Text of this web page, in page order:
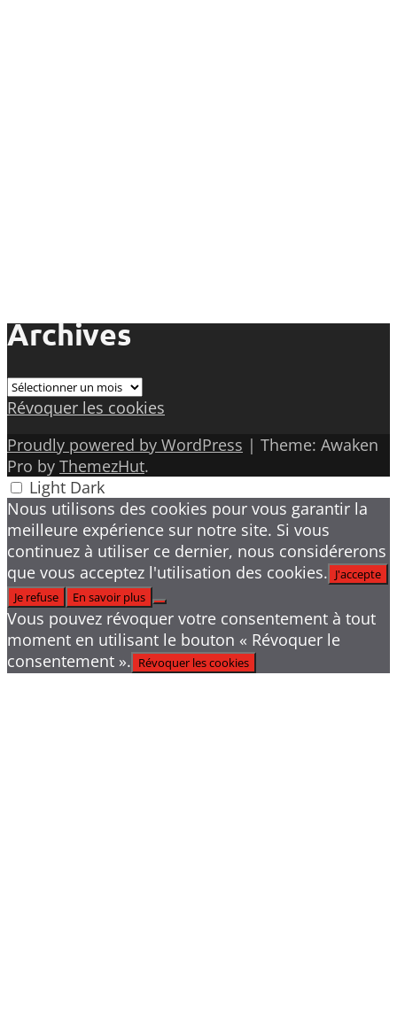
Archives
Archives
Révoquer les cookies
Proudly powered by WordPress | Theme: Awaken
Pro by ThemezHut.
Light Dark
Nous utilisons des cookies pour vous garantir la
meilleure expérience sur notre site. Si vous
continuez à utiliser ce dernier, nous considérerons
que vous acceptez l'utilisation des cookies. J'accepte
Je refuse
En savoir plus
Vous pouvez révoquer votre consentement à tout
moment en utilisant le bouton « Révoquer le
consentement ». Révoquer les cookies